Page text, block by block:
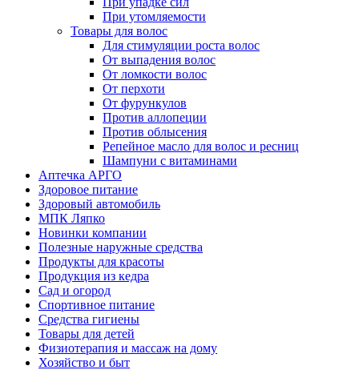
При утомляемости
Товары для волос
Для стимуляции роста волос
От выпадения волос
От ломкости волос
От перхоти
От фурункулов
Против аллопеции
Против облысения
Репейное масло для волос и ресниц
Шампуни с витаминами
Аптечка АРГО
Здоровое питание
Здоровый автомобиль
МПК Ляпко
Новинки компании
Полезные наружные средства
Продукты для красоты
Продукция из кедра
Сад и огород
Спортивное питание
Средства гигиены
Товары для детей
Физиотерапия и массаж на дому
Хозяйство и быт